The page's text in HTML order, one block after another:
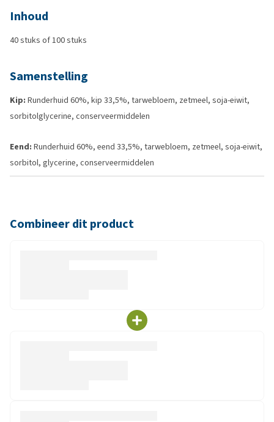
Inhoud
40 stuks of 100 stuks
Samenstelling
Kip: Runderhuid 60%, kip 33,5%, tarwebloem, zetmeel, soja-eiwit,
sorbitolglycerine, conserveermiddelen
Eend: Runderhuid 60%, eend 33,5%, tarwebloem, zetmeel, soja-eiwit,
sorbitol, glycerine, conserveermiddelen
Combineer dit product